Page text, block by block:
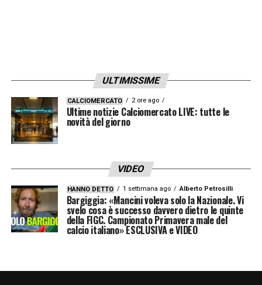
ULTIMISSIME
CALCIOMERCATO 2 ore ago
Ultime notizie Calciomercato LIVE: tutte le
novità del giorno
VIDEO
HANNO DETTO 1 settimana ago Alberto Petrosilli
Bargiggia: «Mancini voleva solo la Nazionale. Vi
svelo cosa è successo davvero dietro le quinte
della FIGC. Campionato Primavera male del
calcio italiano» ESCLUSIVA e VIDEO